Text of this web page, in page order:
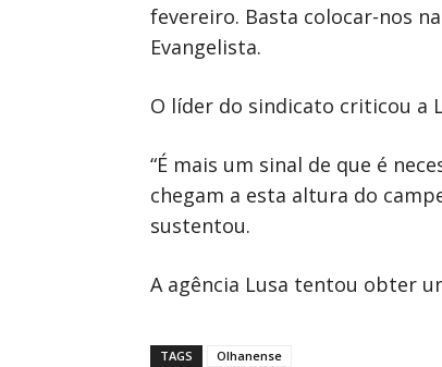
fevereiro. Basta colocar-nos
Evangelista.
O líder do sindicato criticou a
“É mais um sinal de que é
chegam a esta altura do
sustentou.
A agência Lusa tentou obter
TAGS Olhanense